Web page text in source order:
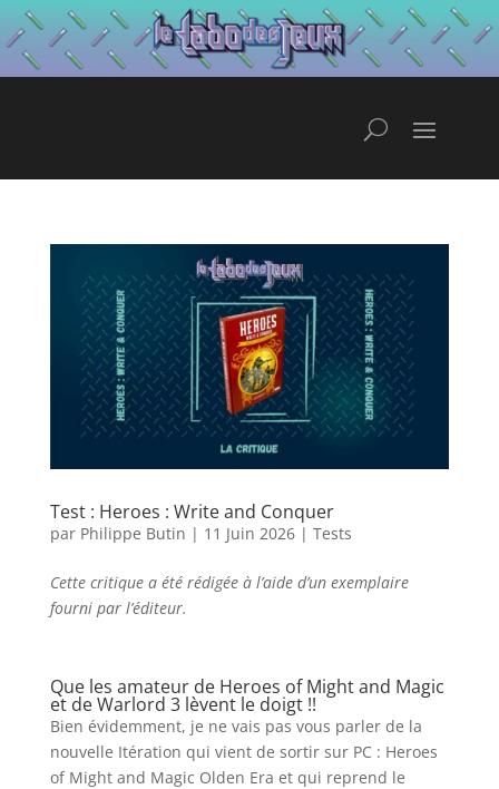
Test : Heroes : Write and Conquer
par Philippe Butin | 11 Juin 2026| Tests
Cette critique a été rédigée à l’aide d’un exemplaire
fourni par l’éditeur.
Que les amateur de Heroes of Might and Magic
et de Warlord 3 lèvent le doigt !!
Bien évidemment, je ne vais pas vous parler de la
nouvelle Itération qui vient de sortir sur PC : Heroes
of Might and Magic Olden Era et qui reprend le